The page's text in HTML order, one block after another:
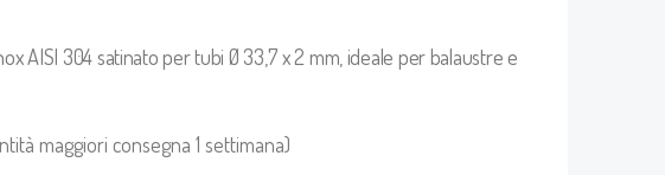
AISI 304 satinato per tubi Ø 33,7 x 2 mm, ideale per balaustre e
maggiori consegna 1 settimana)